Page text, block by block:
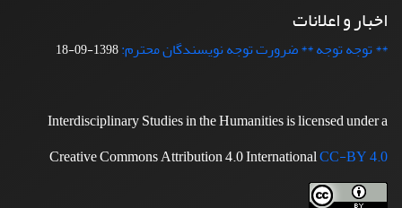
اخبار و اعلانات
** توجه توجه ** ضرورت توجه نویسندگان محترم:1398-09-18
Interdisciplinary Studies in the Humanities is licensed under a
Creative Commons Attribution 4.0 InternationalCC-BY 4.0